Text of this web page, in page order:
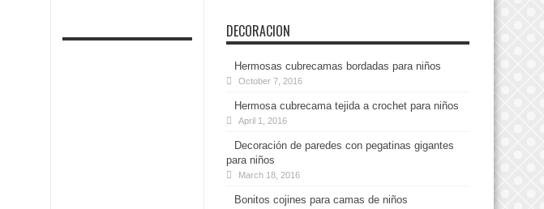
DECORACION
Hermosas cubrecamas bordadas para niños
October 7, 2016
Hermosa cubrecama tejida a crochet para niños
April 1, 2016
Decoración de paredes con pegatinas gigantes
para niños
March 18, 2016
Bonitos cojines para camas de niños